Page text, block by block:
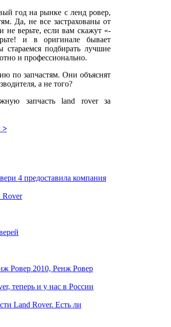
год на рынке с ленд ровер,
Да, не все застрахованы от
не верьте, если вам скажут «-
и в оригинале бывает
подбирать лучшие
и профессионально.
по запчастям. Они объяснят
а не того?
запчасть land rover за
>
4 предоставила компания
Rover
Ровер 2010, Ренж Ровер
теперь и у нас в России
Land Rover. Есть ли